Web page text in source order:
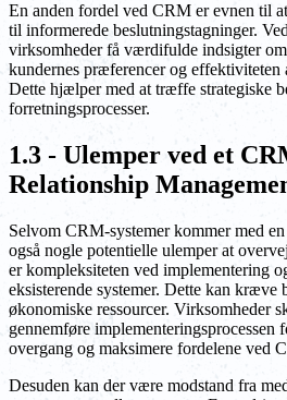
En anden fordel ved CRM er evnen til
til informerede beslutningstagninger.
virksomheder få værdifulde indsigter om
kundernes præferencer og effektiviteten
Dette hjælper med at træffe strategiske
forretningsprocesser.
1.3 - Ulemper ved et
Relationship
Selvom CRM-systemer kommer med
også nogle potentielle ulemper at
er kompleksiteten ved implementering
eksisterende systemer. Dette kan kræve
økonomiske ressourcer. Virksomheder
gennemføre implementeringsprocessen
overgang og maksimere fordelene ved
Desuden kan der være modstand fra